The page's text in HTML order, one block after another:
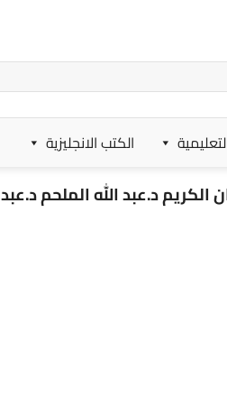
الكتب الانجليزية
د.عبد الله الملحم د.عبد